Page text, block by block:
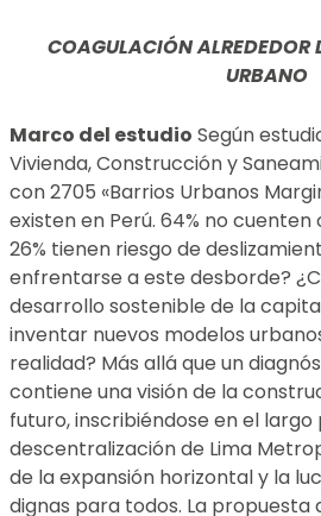
COAGULACIÓN ALREDEDOR
URBANO
Marco del estudio Según
Vivienda, Construcción y
con 2705 «Barrios Urbanos
existen en Perú. 64% no cuenten
26% tienen riesgo de
enfrentarse a este desborde?
desarrollo sostenible de la
inventar nuevos modelos
realidad? Más allá que un
contiene una visión de la
futuro, inscribiéndose en el largo
descentralización de Lima
de la expansión horizontal y la
dignas para todos. La propuesta